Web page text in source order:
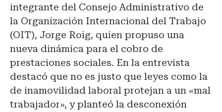
integrante del Consejo Administrativo de
la Organización Internacional del Trabajo
(OIT), Jorge Roig, quien propuso una
nueva dinámica para el cobro de
prestaciones sociales. En la entrevista
destacó que no es justo que leyes como la
de inamovilidad laboral protejan a un «mal
trabajador», y planteó la desconexión